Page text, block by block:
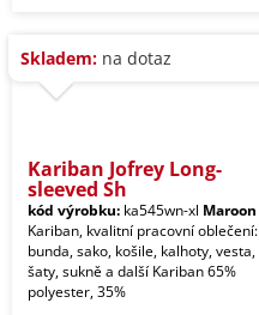
Skladem: na dotaz
Kariban Jofrey Long-
sleeved Sh
kód výrobku: ka545wn-xl Maroon
Kariban, kvalitní pracovní oblečení:
bunda, sako, košile, kalhoty, vesta,
šaty, sukně a další Kariban 65%
polyester, 35%